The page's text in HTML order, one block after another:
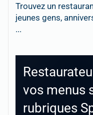
Trouvez un
jeunes gens,
...
vos menus
rubriques